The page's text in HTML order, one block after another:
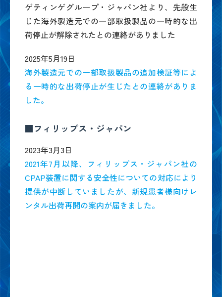
ゲティンゲグループ・ジャパン社より、先般生
じた海外製造元での一部取扱製品の一時的な出
荷停止が解除されたとの連絡がありました
2025年5月19日
海外製造元での一部取扱製品の追加検証等によ
る一時的な出荷停止が生じたとの連絡がありま
した。
■フィリップス・ジャパン
2023年3月3日
2021年7月以降、フィリップス・ジャパン社の
CPAP装置に関する安全性についての対応により
提供が中断していましたが、新規患者様向けレ
ンタル出荷再開の案内が届きました。